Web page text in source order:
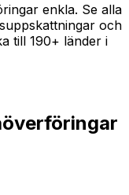
enkla. Se alla
och
till 190+ länder i